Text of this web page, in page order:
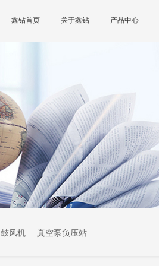
鑫钻首页 关于鑫钻 产品中心
鼓风机 真空泵负压站